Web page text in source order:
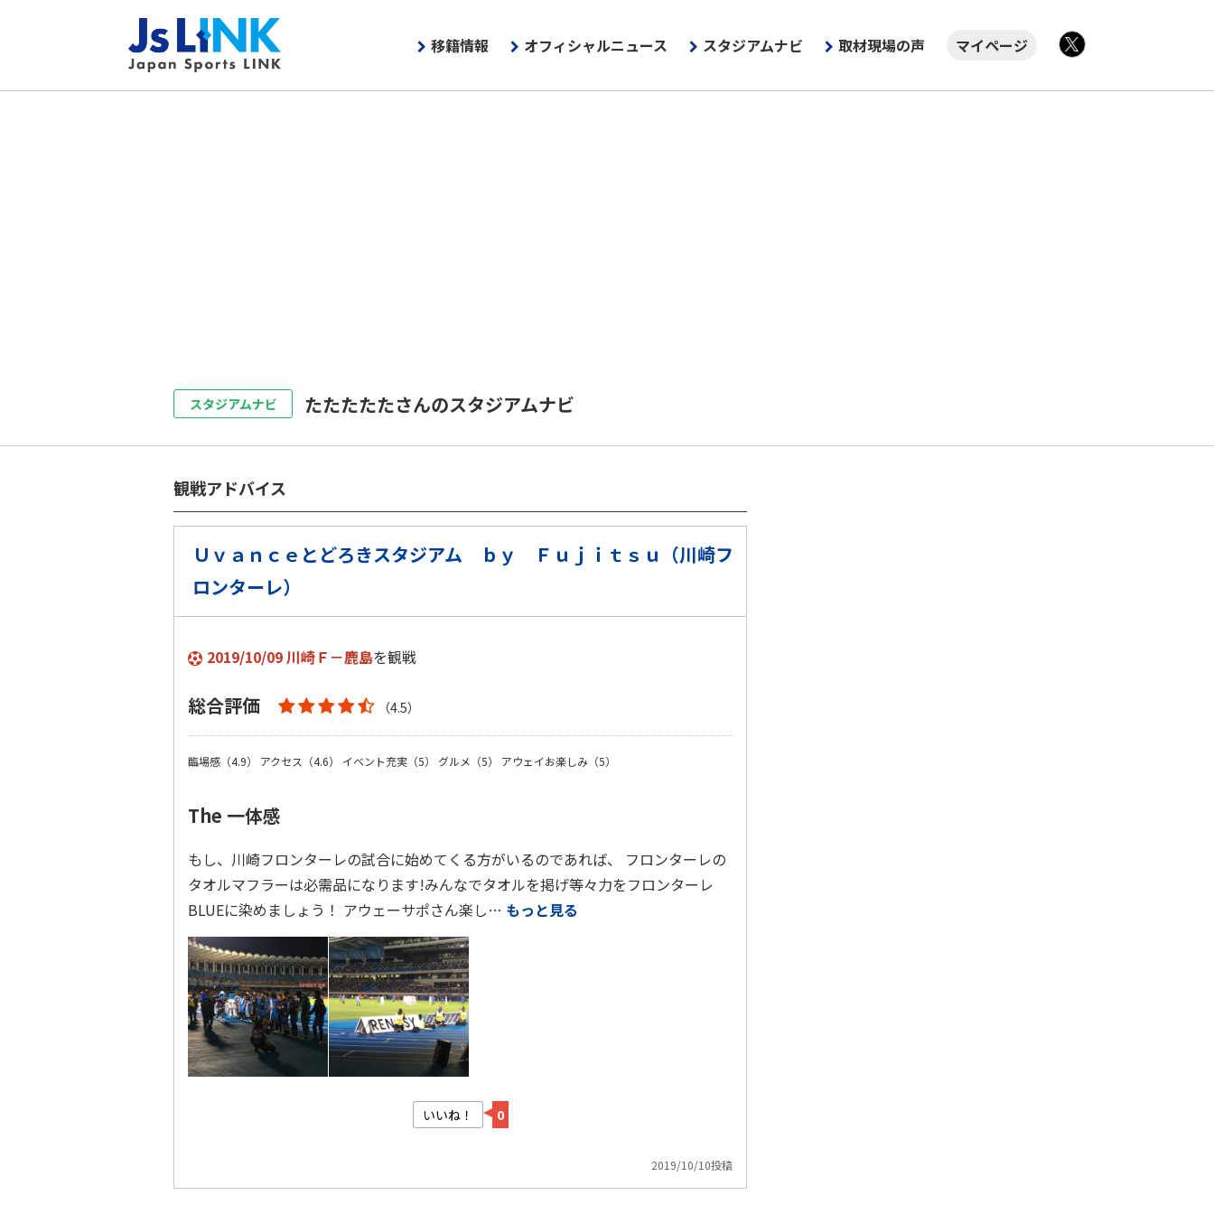
移籍情報 オフィシャルニュース スタジアムナビ 取材現場の声
マイページ
スタジアムナビ たたたたたさんのスタジアムナビ
観戦アドバイス
Ｕｖａｎｃｅとどろきスタジアム ｂｙ Ｆｕｊｉｔｓｕ（川崎フ
ロンターレ）
2019/10/09 川崎Ｆ－鹿島を観戦
総合評価 （4.5）
臨場感（4.9） アクセス（4.6） イベント充実（5） グルメ（5） アウェイお楽しみ（5）
The 一体感
もし、川崎フロンターレの試合に始めてくる方がいるのであれば、 フロンターレの
タオルマフラーは必需品になります!みんなでタオルを掲げ等々力をフロンターレ
BLUEに染めましょう！ アウェーサポさん楽し… もっと見る
いいね！ 0
2019/10/10投稿